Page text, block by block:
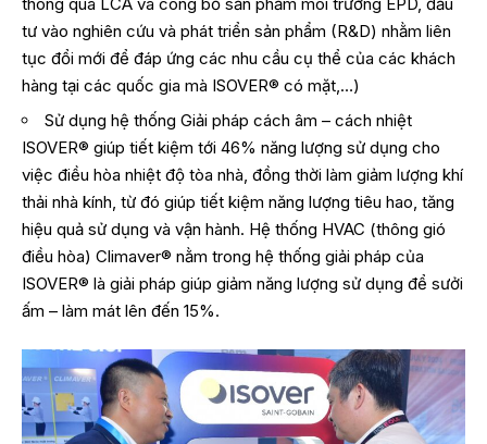
tư vào nghiên cứu và phát triển sản phẩm (R&D) nhằm liên
tục đổi mới để đáp ứng các nhu cầu cụ thể của các khách
hàng tại các quốc gia mà ISOVER® có mặt,…)
Sử dụng hệ thống Giải pháp cách âm – cách nhiệt
ISOVER® giúp tiết kiệm tới 46% năng lượng sử dụng cho
việc điều hòa nhiệt độ tòa nhà, đồng thời làm giảm lượng khí
thải nhà kính, từ đó giúp tiết kiệm năng lượng tiêu hao, tăng
hiệu quả sử dụng và vận hành. Hệ thống HVAC (thông gió
điều hòa) Climaver® nằm trong hệ thống giải pháp của
ISOVER® là giải pháp giúp giảm năng lượng sử dụng để sưởi
ấm – làm mát lên đến 15%.